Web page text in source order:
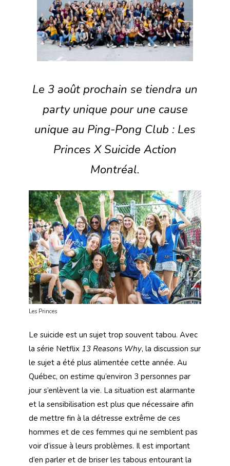
Le 3 août prochain se tiendra un
party unique pour une cause
unique au Ping-Pong Club : Les
Princes X Suicide Action
Montréal.
Les Princes
Le suicide est un sujet trop souvent tabou. Avec
la série Netflix 13 Reasons Why, la discussion sur
le sujet a été plus alimentée cette année. Au
Québec, on estime qu’environ 3 personnes par
jour s’enlèvent la vie. La situation est alarmante
et la sensibilisation est plus que nécessaire afin
de mettre fin à la détresse extrême de ces
hommes et de ces femmes qui ne semblent pas
voir d’issue à leurs problèmes. Il est important
d’en parler et de briser les tabous entourant la